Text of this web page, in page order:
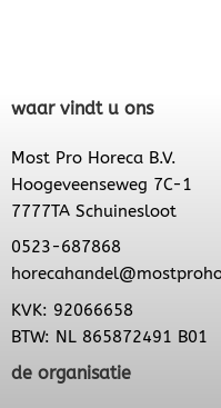
waar vindt u ons
Most Pro Horeca B.V.
Hoogeveenseweg 7C-1
7777TA Schuinesloot
0523-687868
KVK: 92066658
BTW: NL 865872491 B01
de organisatie